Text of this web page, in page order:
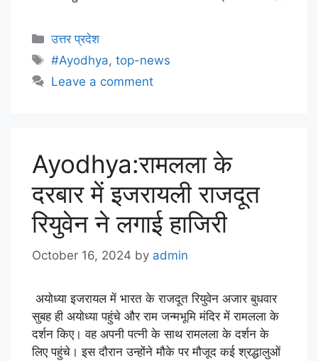
उत्तर प्रदेश
#Ayodhya,top-news
Leave a comment
Ayodhya:रामलला के
दरबार में इजरायली राजदूत
रियुवेन ने लगाई हाजिरी
October 16, 2024 by admin
अयोध्या इजरायल में भारत के राजदूत रियुवेन अजार बुधवार
सुबह ही अयोध्या पहुंचे और राम जन्मभूमि मंदिर में रामलला के
दर्शन किए। वह अपनी पत्नी के साथ रामलला के दर्शन के
लिए पहुंचे। इस दौरान उन्होंने मौके पर मौजूद कई श्रद्धालुओं